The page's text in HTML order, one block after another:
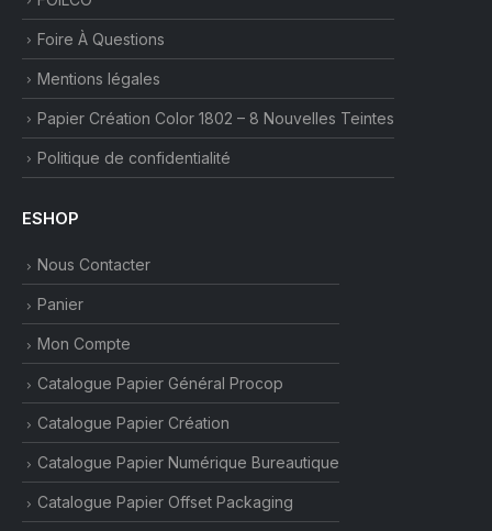
Foire À Questions
Mentions légales
Papier Création Color 1802 – 8 Nouvelles Teintes
Politique de confidentialité
ESHOP
Nous Contacter
Panier
Mon Compte
Catalogue Papier Général Procop
Catalogue Papier Création
Catalogue Papier Numérique Bureautique
Catalogue Papier Offset Packaging